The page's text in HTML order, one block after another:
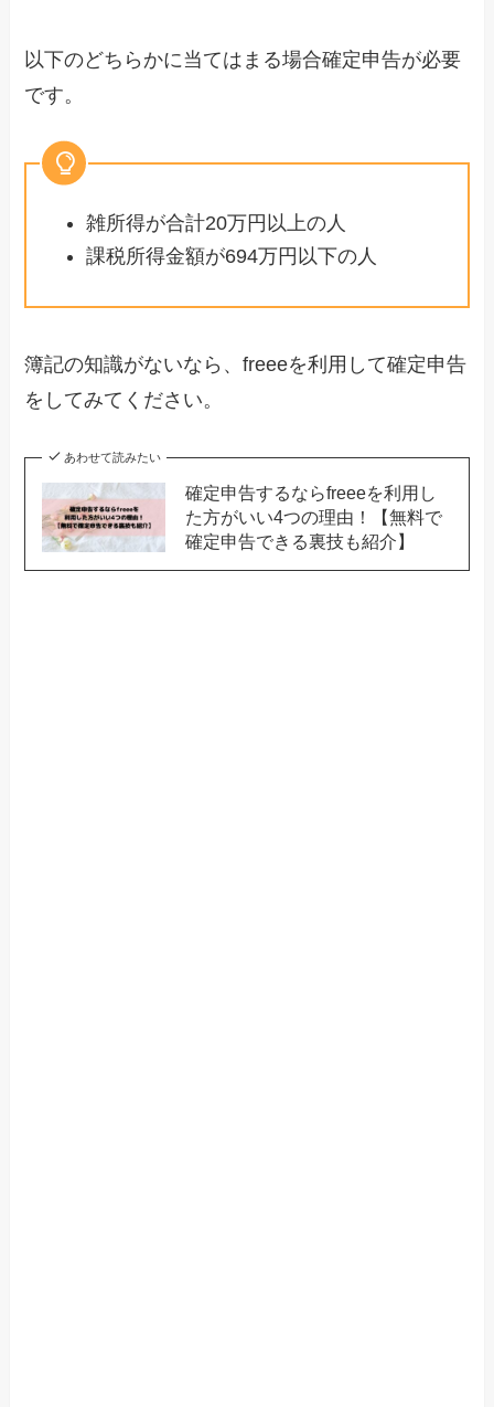
以下のどちらかに当てはまる場合確定申告が必要
です。
雑所得が合計20万円以上の人
課税所得金額が694万円以下の人
簿記の知識がないなら、freeeを利用して確定申告
をしてみてください。
あわせて読みたい
確定申告するならfreeeを利用し
た方がいい4つの理由！【無料で
確定申告できる裏技も紹介】